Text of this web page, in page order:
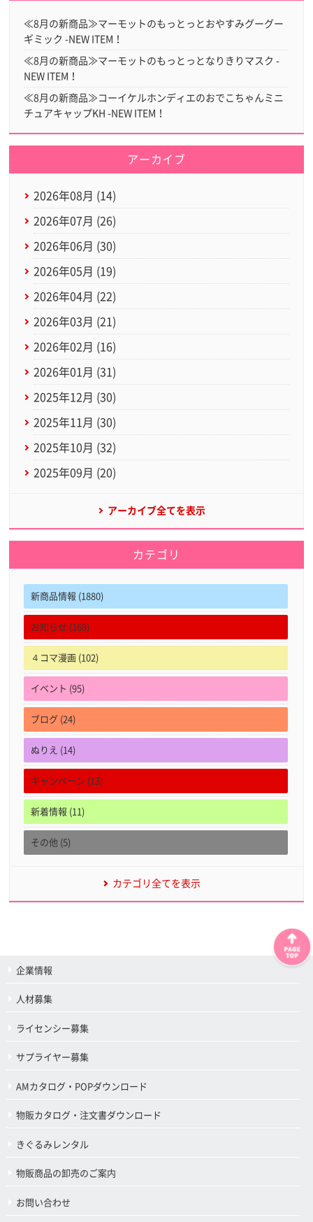
≪8月の新商品≫マーモットのもっとっとおやすみグーグー
ギミック -NEW ITEM！
≪8月の新商品≫マーモットのもっとっとなりきりマスク -
NEW ITEM！
≪8月の新商品≫コーイケルホンディエのおでこちゃんミニ
チュアキャップKH -NEW ITEM！
アーカイブ
2026年08月 (14)
2026年07月 (26)
2026年06月 (30)
2026年05月 (19)
2026年04月 (22)
2026年03月 (21)
2026年02月 (16)
2026年01月 (31)
2025年12月 (30)
2025年11月 (30)
2025年10月 (32)
2025年09月 (20)
アーカイブ全てを表示
カテゴリ
新商品情報 (1880)
お知らせ (168)
４コマ漫画 (102)
イベント (95)
ブログ (24)
ぬりえ (14)
キャンペーン (13)
新着情報 (11)
その他 (5)
カテゴリ全てを表示
企業情報
人材募集
ライセンシー募集
サプライヤー募集
AMカタログ・POPダウンロード
物販カタログ・注文書ダウンロード
きぐるみレンタル
物販商品の卸売のご案内
お問い合わせ